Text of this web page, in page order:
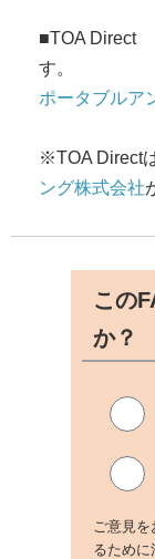
■TOA Direct
す。
ポータブルア
※TOA Direct
ング株式会社
この
か？
ご意見を
るために